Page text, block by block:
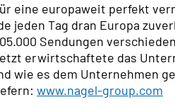
eine europaweit perfekt
jeden Tag dran Europa
Sendungen
erwirtschaftete das
wie es dem Unternehmen
www.nagel-group.com